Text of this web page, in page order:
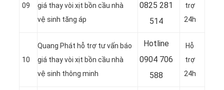
09
giá thay vòi xịt bồn cầu nhà
vệ sinh tăng áp
0825 281
514
trợ
24h
10
Quang Phát hỗ trợ tư vấn báo
giá thay vòi xịt bồn cầu nhà
vệ sinh thông minh
Hotline
0904 706
588
Hỗ
trợ
24h